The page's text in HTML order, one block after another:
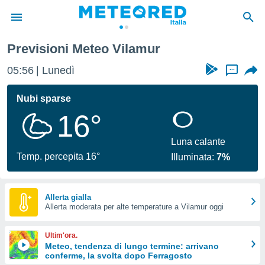
di
per
le
di
Web
le
Previsioni Meteo Vilamur
05:56 Lunedì ...
Nubi sparse
16°
Temp. percepita 16°
Luna calante
Illuminata:7%
Allerta gialla
Allerta moderata per alte temperature a Vilamur oggi
Ultim'ora.
Meteo, tendenza di lungo termine: arrivano
conferme, la svolta dopo Ferragosto